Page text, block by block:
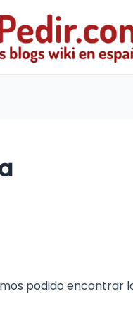
podido encontrar